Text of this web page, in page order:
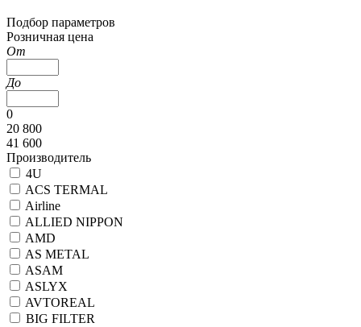
Подбор параметров
Розничная цена
От
До
0
20 800
41 600
Производитель
4U
ACS TERMAL
Airline
ALLIED NIPPON
AMD
AS METAL
ASAM
ASLYX
AVTOREAL
BIG FILTER